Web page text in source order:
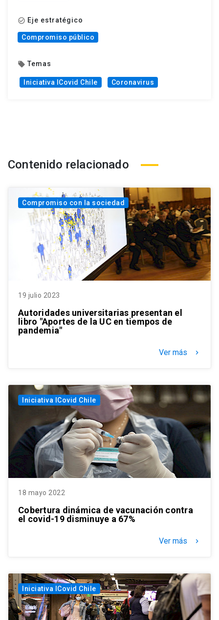
check_circle_outline Eje estratégico
Compromiso público
local_offer Temas
Iniciativa ICovid Chile Coronavirus
Contenido relacionado
Compromiso con la sociedad
19 julio 2023
Autoridades universitarias presentan el
libro "Aportes de la UC en tiempos de
pandemia"
Ver más keyboard_arrow_right
Iniciativa ICovid Chile
18 mayo 2022
Cobertura dinámica de vacunación contra
el covid-19 disminuye a 67%
Ver más keyboard_arrow_right
Iniciativa ICovid Chile